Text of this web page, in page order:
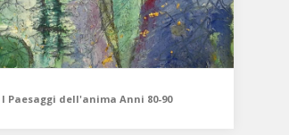
I Paesaggi dell'anima Anni 80-90